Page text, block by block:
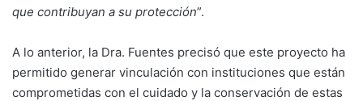
que contribuyan a su protección”.
A lo anterior, la Dra. Fuentes precisó que este proyecto ha
permitido generar vinculación con instituciones que están
comprometidas con el cuidado y la conservación de estas